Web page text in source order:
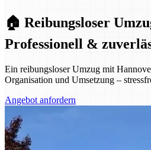
🏠 Reibungsloser
Professionell &
Ein reibungsloser Umzug mit
Organisation und Umsetzung –
Angebot anfordern